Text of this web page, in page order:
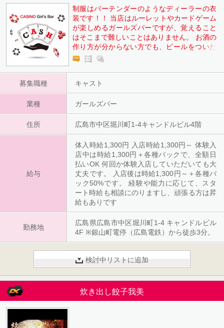
制服はバーテンダーのようなディーラーの衣
装です！！ 当店はルーレットやカードゲーム
が楽しめるガールズバーですが、覚えること
はそこまで難しいことはありません。 お酒の
作り方が分からない方でも、ビールをついだ
り、焼酎はハイボールなどもすぐに覚えられ
い
募集職種
キャスト
業種 ガールズバー
住所 広島市中区堀川町1-4キャンドルビル4階
給与
体入時給1,300円 入店時給1,300円～ 体験入
店中は時給1,300円＋各種バックで、全額日
払いOK 何回か体験入店していただいても大
丈夫です。 入店後は時給1,300円～＋各種バ
ック50%です。 経験や能力に応じて、スタ
ート時給も相談にのりますし、頑張る方は昇
給もありです
勤務地
広島県広島市中区堀川町1-4 キャンドルビル
4F ※銀山町電停（広島電鉄）から徒歩3分。
検討中リストに追加
炊き出し餃子我美